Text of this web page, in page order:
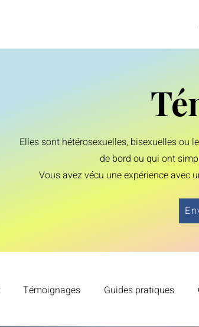
Elles sont hétérosexuelles, bisexuelles ou
de bord ou qui ont
Vous avez vécu une expérience avec
Témoignages Guides pratiques